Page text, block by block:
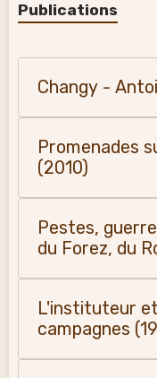
Publications
Changy -
Promenades
(2010)
Pestes,
du Forez, du
L'instituteur
campagnes